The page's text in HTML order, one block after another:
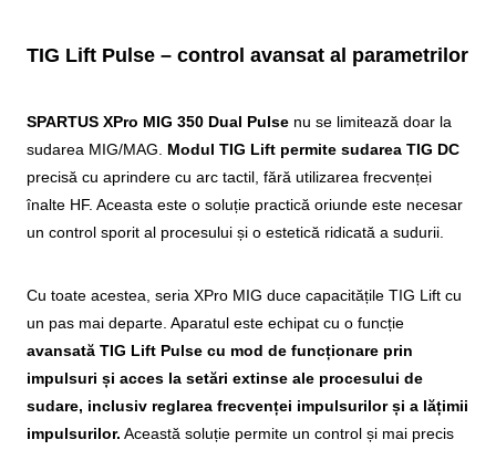
TIG Lift Pulse – control avansat al parametrilor
SPARTUS XPro MIG 350 Dual Pulse nu se limitează doar la
sudarea MIG/MAG. Modul TIG Lift permite sudarea TIG DC
precisă cu aprindere cu arc tactil, fără utilizarea frecvenței
înalte HF. Aceasta este o soluție practică oriunde este necesar
un control sporit al procesului și o estetică ridicată a sudurii.
Cu toate acestea, seria XPro MIG duce capacitățile TIG Lift cu
un pas mai departe. Aparatul este echipat cu o funcție
avansată TIG Lift Pulse cu mod de funcționare prin
impulsuri și acces la setări extinse ale procesului de
sudare, inclusiv reglarea frecvenței impulsurilor și a lățimii
impulsurilor. Această soluție permite un control și mai precis